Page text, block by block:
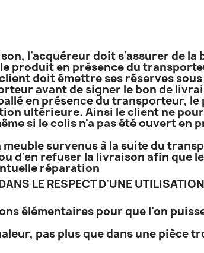
l'acquéreur doit s'assurer de la
produit en présence du
doit émettre ses réserves
avant de signer le bon de
en présence du transporteur,
ultérieure. Ainsi le client ne
si le colis n'a pas été ouvert en
survenus à la suite du
d'en refuser la livraison afin que
réparation
LE RESPECT D'UNE UTILISATION
élémentaires pour que l'on
pas plus que dans une pièce